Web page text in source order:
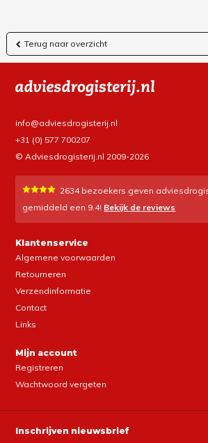
Terug naar overzicht
info@adviesdrogisterij.nl
+31 (0) 577 700207
© Adviesdrogisterij.nl 2009-2026
2634bezoekers geven
gemiddeld een 9.4! Bekijk de reviews
Klantenservice
Algemene voorwaarden
Retourneren
Verzendinformatie
Contact
Links
Mijn account
Registreren
Wachtwoord vergeten
Inschrijven nieuwsbrief